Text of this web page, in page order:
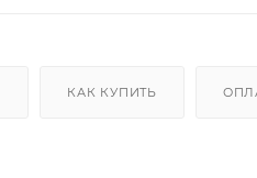
КАК КУПИТЬ